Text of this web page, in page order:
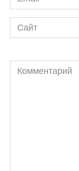
*
Сайт
Комментарий